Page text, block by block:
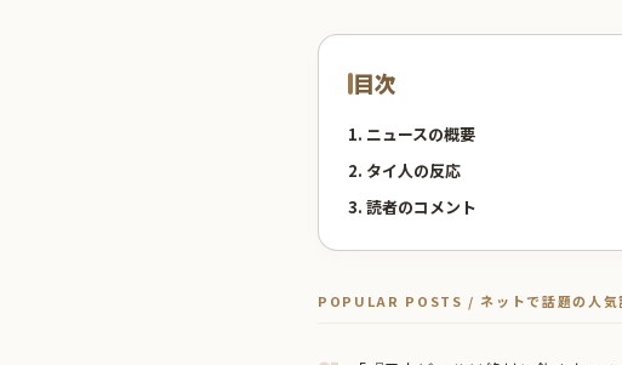
目次
1. ニュースの概要
2. タイ人の反応
3. 読者のコメント
POPULAR POSTS / ネットで話題の人気